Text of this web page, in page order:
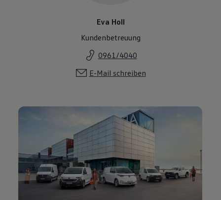
Eva Holl
Kundenbetreuung
0961/4040
E-Mail schreiben